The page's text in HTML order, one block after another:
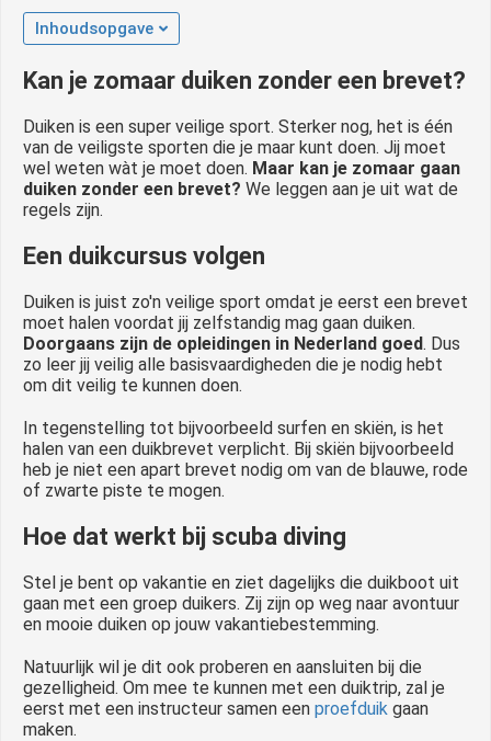
Inhoudsopgave
Kan je zomaar duiken zonder een brevet?
Duiken is een super veilige sport. Sterker nog, het is één
van de veiligste sporten die je maar kunt doen. Jij moet
wel weten wàt je moet doen. Maar kan je zomaar gaan
duiken zonder een brevet? We leggen aan je uit wat de
regels zijn.
Een duikcursus volgen
Duiken is juist zo'n veilige sport omdat je eerst een brevet
moet halen voordat jij zelfstandig mag gaan duiken.
Doorgaans zijn de opleidingen in Nederland goed. Dus
zo leer jij veilig alle basisvaardigheden die je nodig hebt
om dit veilig te kunnen doen.
In tegenstelling tot bijvoorbeeld surfen en skiën, is het
halen van een duikbrevet verplicht. Bij skiën bijvoorbeeld
heb je niet een apart brevet nodig om van de blauwe, rode
of zwarte piste te mogen.
Hoe dat werkt bij scuba diving
Stel je bent op vakantie en ziet dagelijks die duikboot uit
gaan met een groep duikers. Zij zijn op weg naar avontuur
en mooie duiken op jouw vakantiebestemming.
Natuurlijk wil je dit ook proberen en aansluiten bij die
gezelligheid. Om mee te kunnen met een duiktrip, zal je
eerst met een instructeur samen een proefduik gaan
maken.